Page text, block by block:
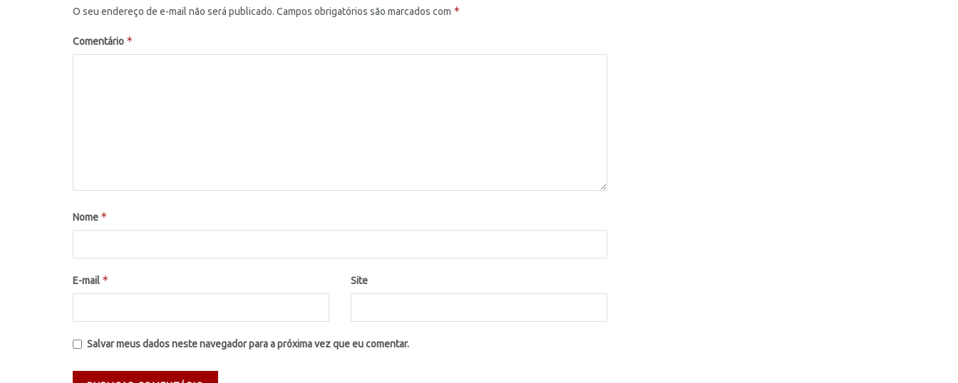
O seu endereço de e-mail não será publicado. Campos obrigatórios são marcados com *
Comentário *
Nome *
E-mail * Site
Salvar meus dados neste navegador para a próxima vez que eu comentar.